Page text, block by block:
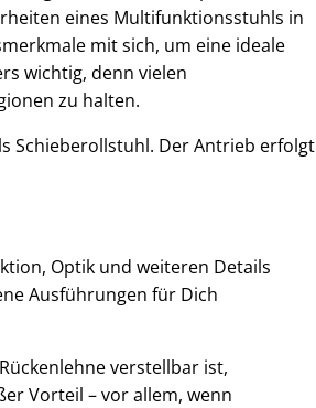
eines Multifunktionsstuhls in
mit sich, um eine ideale
wichtig, denn vielen
zu halten.
Schieberollstuhl. Der Antrieb erfolgt
Optik und weiteren Details
Ausführungen für Dich
verstellbar ist,
Vorteil – vor allem, wenn